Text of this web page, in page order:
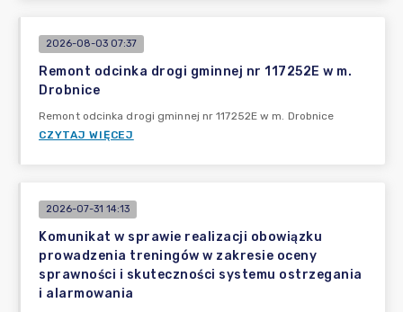
2026-08-03 07:37
Remont odcinka drogi gminnej nr 117252E w m.
Drobnice
Remont odcinka drogi gminnej nr 117252E w m. Drobnice
CZYTAJ WIĘCEJ
2026-07-31 14:13
Komunikat w sprawie realizacji obowiązku
prowadzenia treningów w zakresie oceny
sprawności i skuteczności systemu ostrzegania
i alarmowania